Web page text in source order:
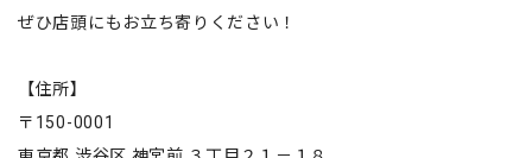
ぜひ店頭にもお立ち寄りください！
【住所】
〒150-0001